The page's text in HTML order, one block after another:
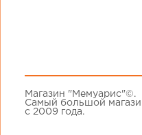
Магазин "Мемуарис"©.
Самый большой
с 2009 года.